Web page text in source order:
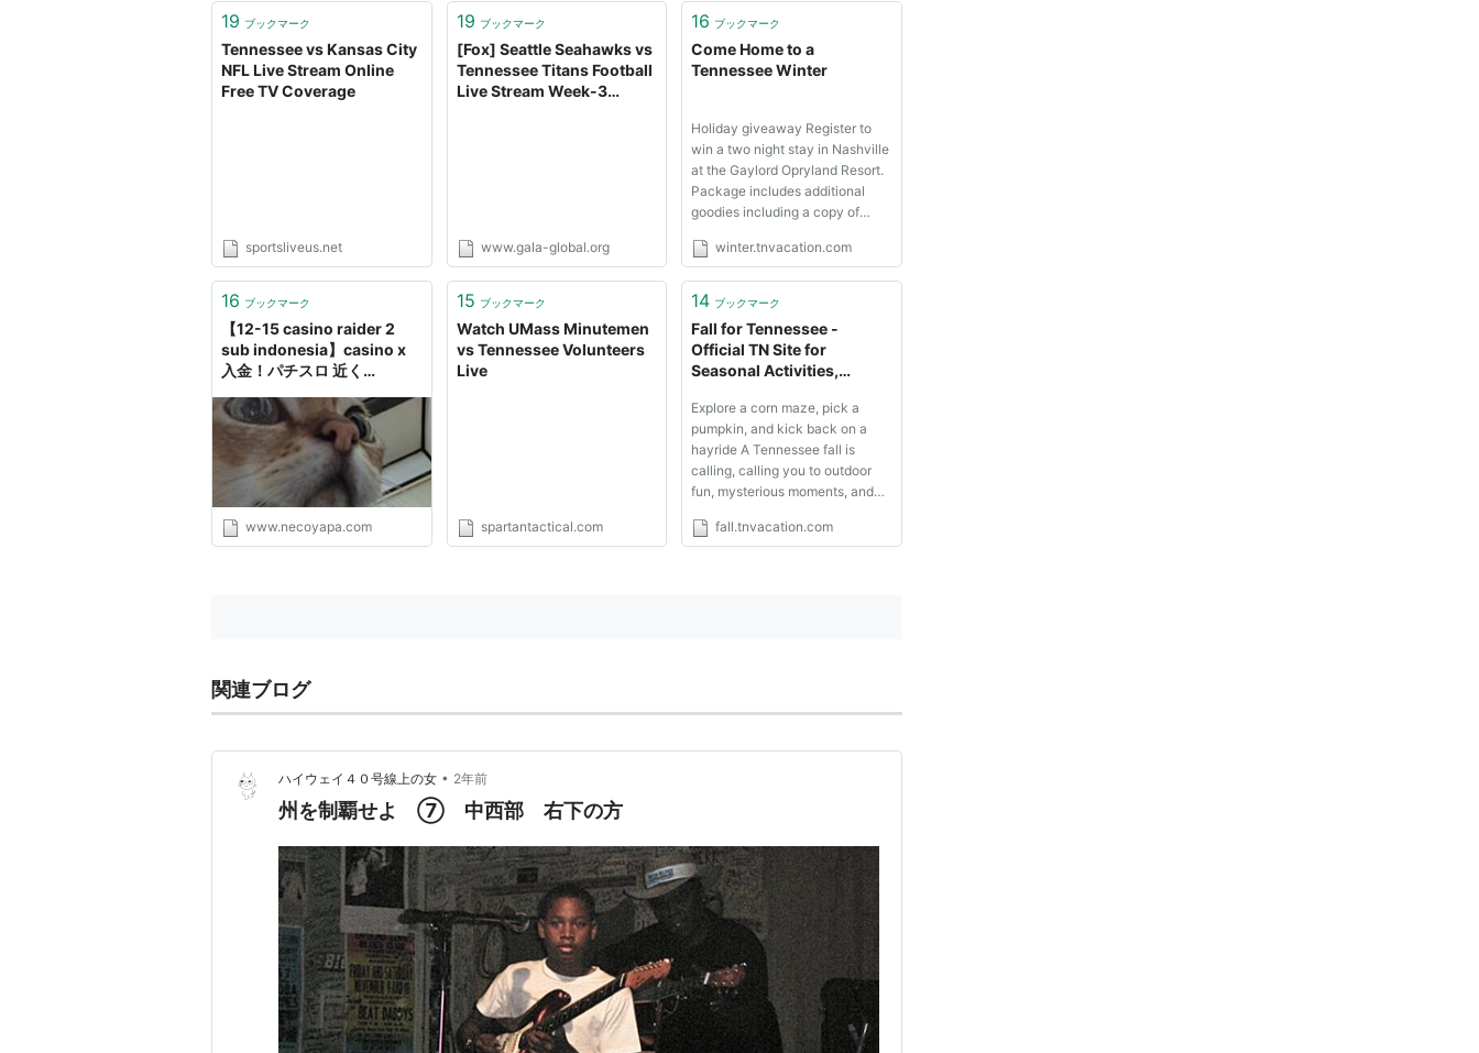
stunt drivers. more. More Tips
look at...
yourself! Set your sites on the
hospital...
clients and excited to continue
Simple...
19 ブックマーク
Tennessee vs Kansas City
NFL Live Stream Online
Free TV Coverage
sportsliveus.net
19 ブックマーク
[Fox] Seattle Seahawks vs
Tennessee Titans Football
Live Stream Week-3
www.gala-global.org
16 ブックマーク
Come Home to a
Tennessee Winter
Holiday giveaway Register to
win a two night stay in Nashville
at the Gaylord Opryland Resort.
Package includes additional
goodies including a copy of
"Heaven, Heartaches and the
Ober Gatlinburg Collierville
t...
winter.tnvacation.com
16 ブックマーク
【12-15 casino raider 2
sub indonesia】casino x
入金！パチスロ 近く
georgia！ | casino
malaysia free credit
2018・
www.necoyapa.com
www.necoyapa.com
15 ブックマーク
Watch UMass Minutemen
vs Tennessee Volunteers
Live
spartantactical.com
14 ブックマーク
Fall for Tennessee -
Official TN Site for
Seasonal Activities,
Explore a corn maze, pick a
pumpkin, and kick back on a
hayride A Tennessee fall is
calling, calling you to outdoor
fun, mysterious moments, and
you to drive along an autumn-
fall.tnvacation.com
関連ブログ
ハイウェイ４０号線上の女 • 2年前
州を制覇せよ ⑦ 中西部 右下の方